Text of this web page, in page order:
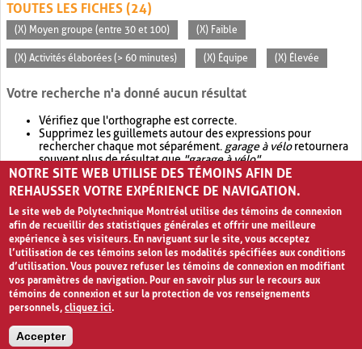
TOUTES LES FICHES (24)
(X) Moyen groupe (entre 30 et 100) (X) Faible
(X) Activités élaborées (> 60 minutes) (X) Équipe (X) Élevée
Votre recherche n'a donné aucun résultat
Vérifiez que l'orthographe est correcte.
Supprimez les guillemets autour des expressions pour
rechercher chaque mot séparément. garage à véloretournera
souvent plus de résultat que"garage à vélo".
Envisagez d'élargir votre recherche avec OR.garage OR vélo
retournera souvent plus de résultat quegarage à vélo
NOTRE SITE WEB UTILISE DES TÉMOINS AFIN DE
REHAUSSER VOTRE EXPÉRIENCE DE NAVIGATION.
Le site web de Polytechnique Montréal utilise des témoins de connexion
afin de recueillir des statistiques générales et offrir une meilleure
expérience à ses visiteurs. En naviguant sur le site, vous acceptez
l’utilisation de ces témoins selon les modalités spécifiées aux conditions
d’utilisation. Vous pouvez refuser les témoins de connexion en modifiant
vos paramètres de navigation. Pour en savoir plus sur le recours aux
témoins de connexion et sur la protection de vos renseignements
personnels,cliquez ici.
Accepter